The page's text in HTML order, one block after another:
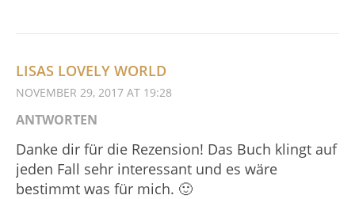
LISAS LOVELY WORLD
NOVEMBER 29, 2017 AT 19:28
ANTWORTEN
Danke dir für die Rezension! Das Buch klingt auf
jeden Fall sehr interessant und es wäre
bestimmt was für mich. 🙂